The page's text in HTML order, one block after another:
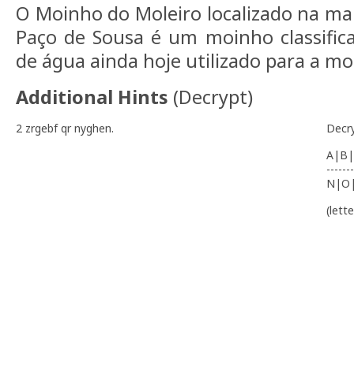
O Moinho do Moleiro localizado na
Paço de Sousa é um moinho
de água ainda hoje utilizado para a
Additional Hints (Decrypt)
2 zrgebf qr nyghen.